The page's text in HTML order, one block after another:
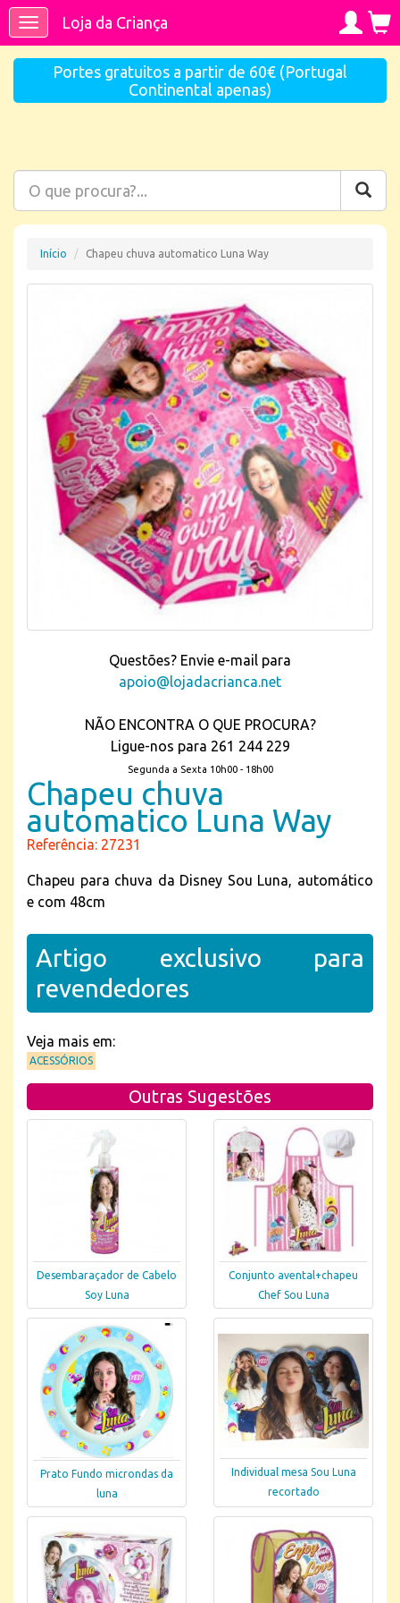
ToggleLoja da Criança
Portes gratuitos a partir de 60€ (Portugal
Continental apenas)
Início Chapeu chuva automatico Luna Way
Questões? Envie e-mail para
apoio@lojadacrianca.net
NÃO ENCONTRA O QUE PROCURA?
Ligue-nos para 261 244 229
Segunda a Sexta 10h00 - 18h00
Chapeu chuva
automatico Luna Way
Referência: 27231
Chapeu para chuva da Disney Sou Luna, automático
e com 48cm
Artigo exclusivo para
revendedores
Veja mais em:
ACESSÓRIOS
Outras Sugestões
Desembaraçador de Cabelo
Soy Luna
Conjunto avental+chapeu
Chef Sou Luna
Prato Fundo microndas da
luna
Individual mesa Sou Luna
recortado